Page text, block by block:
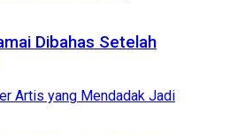
Dibahas Setelah